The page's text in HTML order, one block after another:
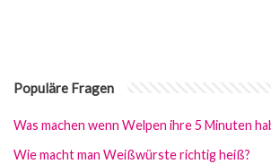
Populäre Fragen
Was machen wenn Welpen ihre 5 Minuten
Wie macht man Weißwürste richtig heiß?